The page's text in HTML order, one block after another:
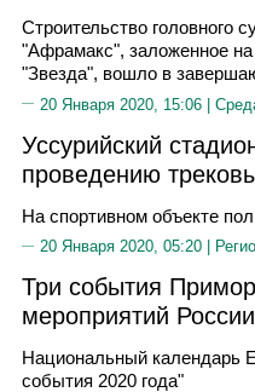
Строительство головного
"Афрамакс", заложенное на
"Звезда", вошло в
20 Января 2020, 15:06 |
Уссурийский
проведению
На спортивном объекте
20 Января 2020, 05:20 |
Три события
мероприятий России
Национальный календарь
события 2020 года"